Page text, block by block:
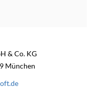
& Co. KG
München